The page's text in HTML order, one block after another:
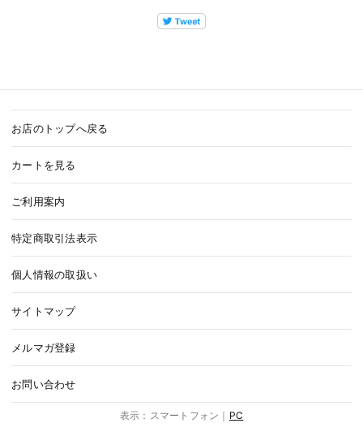
お店のトップへ戻る
カートを見る
ご利用案内
特定商取引法表示
個人情報の取扱い
サイトマップ
メルマガ登録
お問い合わせ
表示：スマートフォン｜ PC